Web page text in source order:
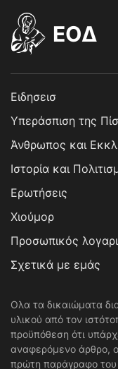
EOΔ
Ειδησεισ
Υπεράσπιση της
Άνθρωπος και
Ιστορία και
Ερωτήσεις
Χιούμορ
Προσωπικός
Σχετικά με εμάς
Ολα τα δικαιώματα
υλικού από τον
προϋπόθεση ότι
αναφερόμενο άρθρο, ο
πρώτη παράγραφο